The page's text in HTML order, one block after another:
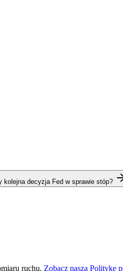
kolejna decyzja Fed w sprawie stóp?
ruchu. Zobacz naszą Politykę